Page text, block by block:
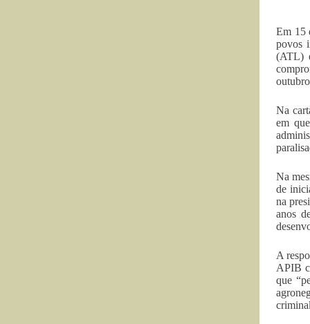
Em 15
povos
(ATL)
Na
em
Na
de
na
anos
A
APIB
que